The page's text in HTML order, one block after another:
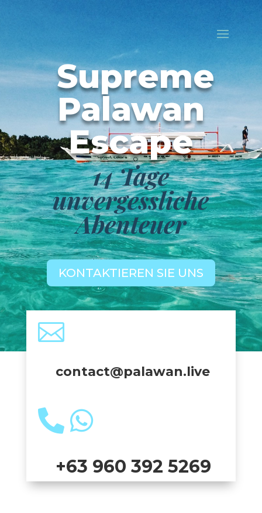
Supreme
Palawan
Escape
14 Tage
unvergessliche
Abenteuer
KONTAKTIEREN SIE UNS

contact@palawan.live
 
+63 960 392 5269